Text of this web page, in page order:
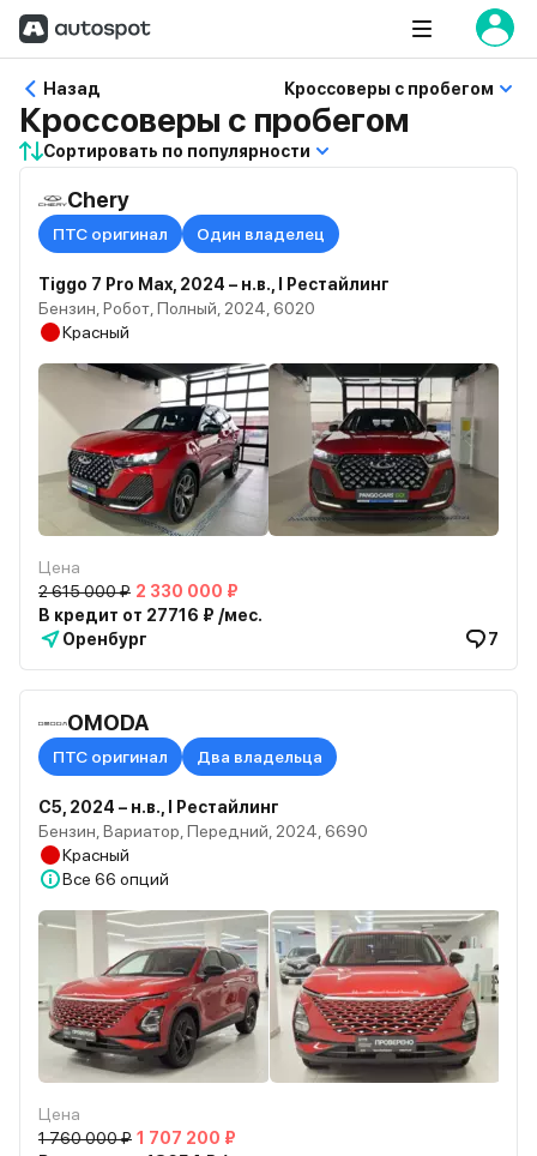
Назад Кроссоверы с пробегом
Кроссоверы с пробегом
Сортировать по популярности
Chery
ПТС оригинал Один владелец
Tiggo 7 Pro Max, 2024 – н.в., I Рестайлинг
Бензин, Робот, Полный, 2024, 6020
Красный
Цена
2 615 000 ₽ 2 330 000 ₽
В кредит от 27716 ₽ /мес.
Оренбург
7
OMODA
ПТС оригинал Два владельца
C5, 2024 – н.в., I Рестайлинг
Бензин, Вариатор, Передний, 2024, 6690
Красный
Все 66 опций
Цена
1 760 000 ₽ 1 707 200 ₽